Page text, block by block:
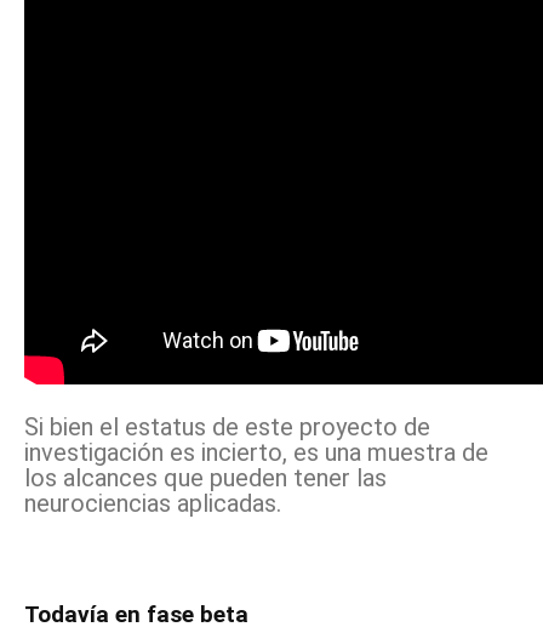
Si bien el estatus de este proyecto de
investigación es incierto, es una muestra de
los alcances que pueden tener las
neurociencias aplicadas.
Todavía en fase beta